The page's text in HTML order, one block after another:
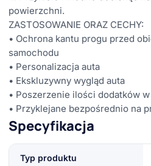
powierzchni.
ZASTOSOWANIE ORAZ CECHY:
• Ochrona kantu progu przed
samochodu
• Personalizacja auta
• Ekskluzywny wygląd auta
• Poszerzenie ilości dodatków
• Przyklejane bezpośrednio na
Specyfikacja
Typ produktu